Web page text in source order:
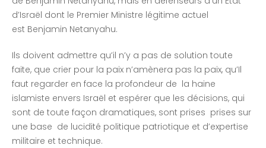
d’Israël dont le Premier Ministre légitime actuel
est Benjamin Netanyahu.
Ils doivent admettre qu’il n’y a pas de solution toute
faite, que crier pour la paix n’amènera pas la paix, qu’Il
faut regarder en face la profondeur de la haine
islamiste envers Israël et espérer que les décisions, qui
sont de toute façon dramatiques, sont prises prises sur
une base de lucidité politique patriotique et d’expertise
militaire et technique.